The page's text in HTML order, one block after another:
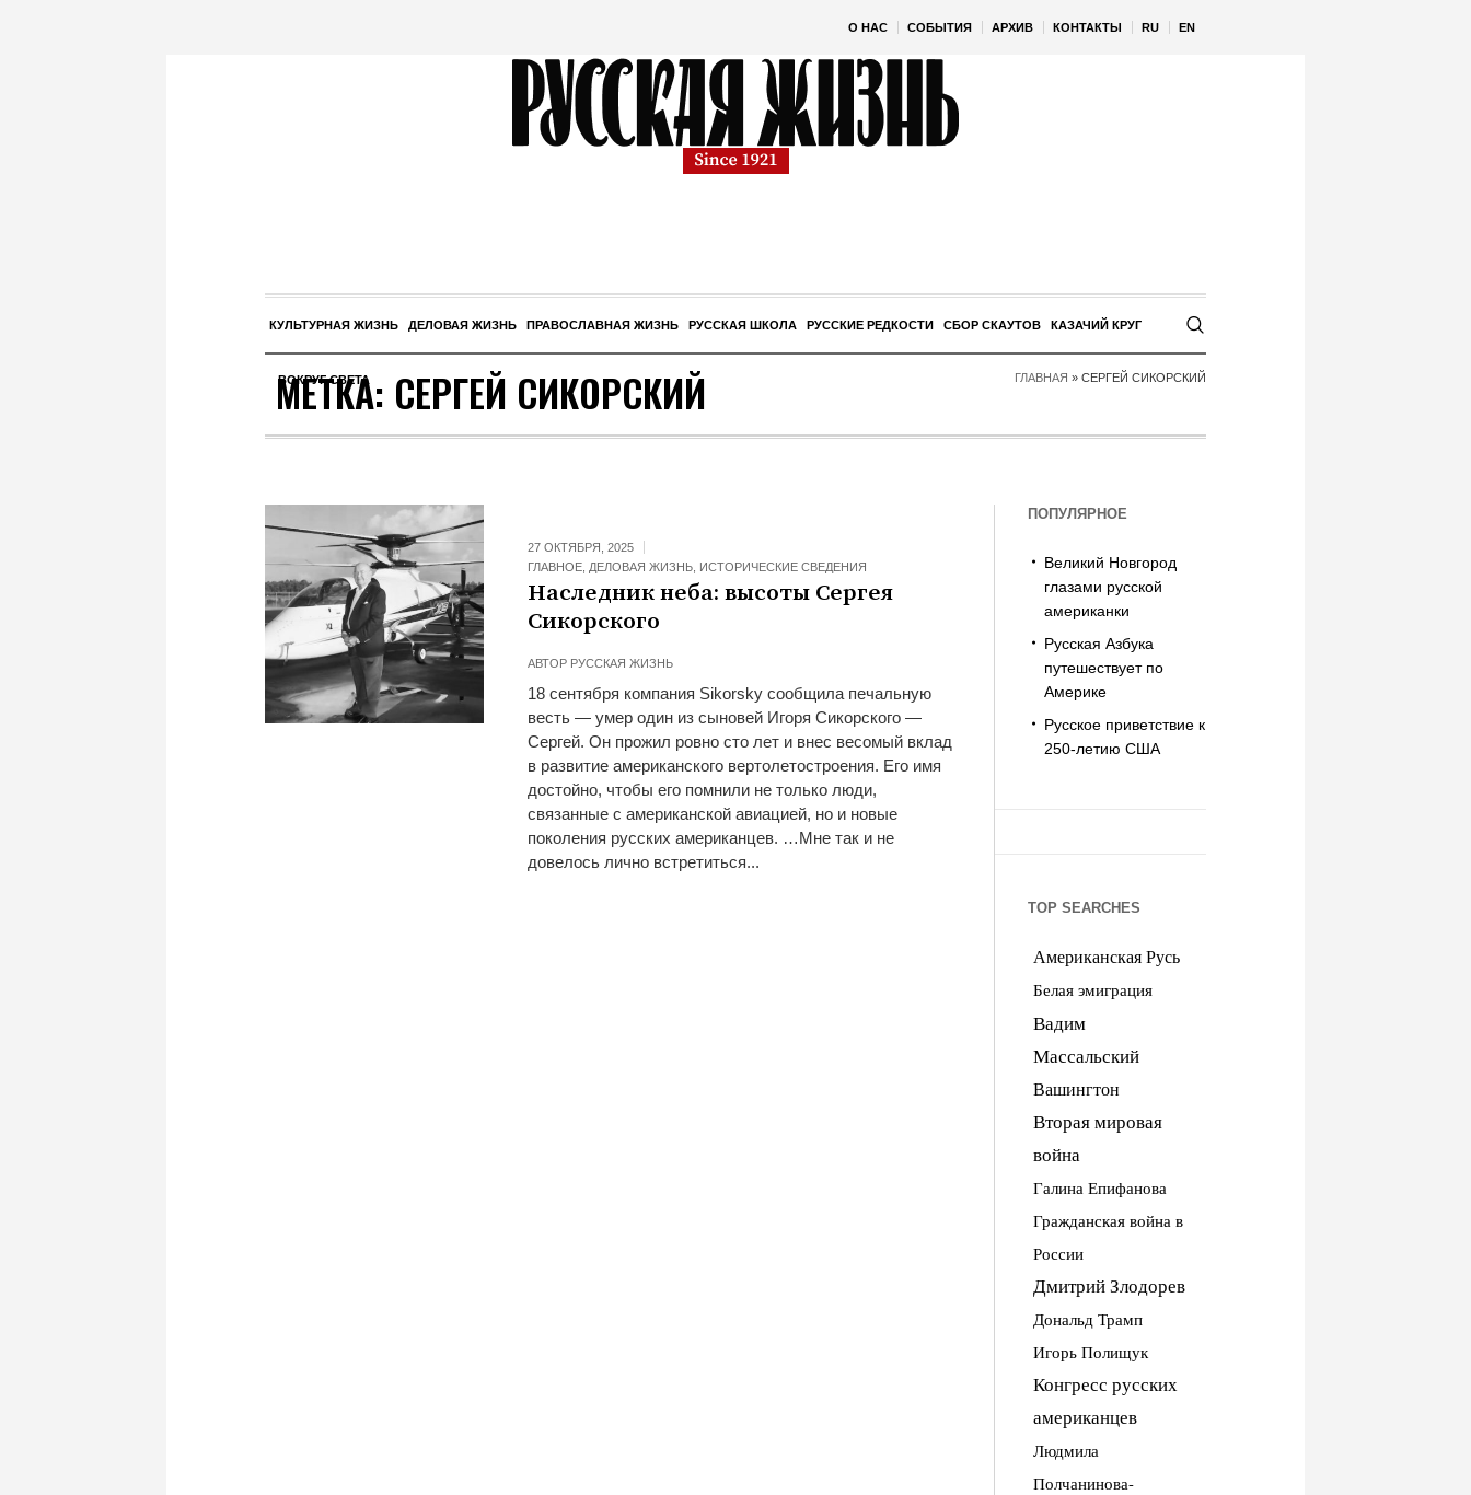
О НАС СОБЫТИЯ АРХИВ КОНТАКТЫ RU EN
КУЛЬТУРНАЯ ЖИЗНЬ ДЕЛОВАЯ ЖИЗНЬ ПРАВОСЛАВНАЯ ЖИЗНЬ РУССКАЯ ШКОЛА РУССКИЕ РЕДКОСТИ СБОР СКАУТОВ КАЗАЧИЙ КРУГ
ВОКРУГ СВЕТА
МЕТКА: СЕРГЕЙ СИКОРСКИЙ ГЛАВНАЯ » СЕРГЕЙ СИКОРСКИЙ
27 ОКТЯБРЯ, 2025
ГЛАВНОЕ, ДЕЛОВАЯ ЖИЗНЬ, ИСТОРИЧЕСКИЕ СВЕДЕНИЯ
Наследник неба: высоты Сергея
Сикорского
АВТОР РУССКАЯ ЖИЗНЬ
18 сентября компания Sikorsky сообщила печальную
весть — умер один из сыновей Игоря Сикорского —
Сергей. Он прожил ровно сто лет и внес весомый вклад
в развитие американского вертолетостроения. Его имя
достойно, чтобы его помнили не только люди,
связанные с американской авиацией, но и новые
поколения русских американцев. …Мне так и не
довелось лично встретиться...
ПОПУЛЯРНОЕ
Великий Новгород
глазами русской
американки
Русская Азбука
путешествует по
Америке
Русское приветствие к
250-летию США
TOP SEARCHES
Американская Русь
Белая эмиграция
Вадим
Массальский
Вашингтон
Вторая мировая
война
Галина Епифанова
Гражданская война в
России
Дмитрий Злодорев
Дональд Трамп
Игорь Полищук
Конгресс русских
американцев
Людмила
Полчанинова-